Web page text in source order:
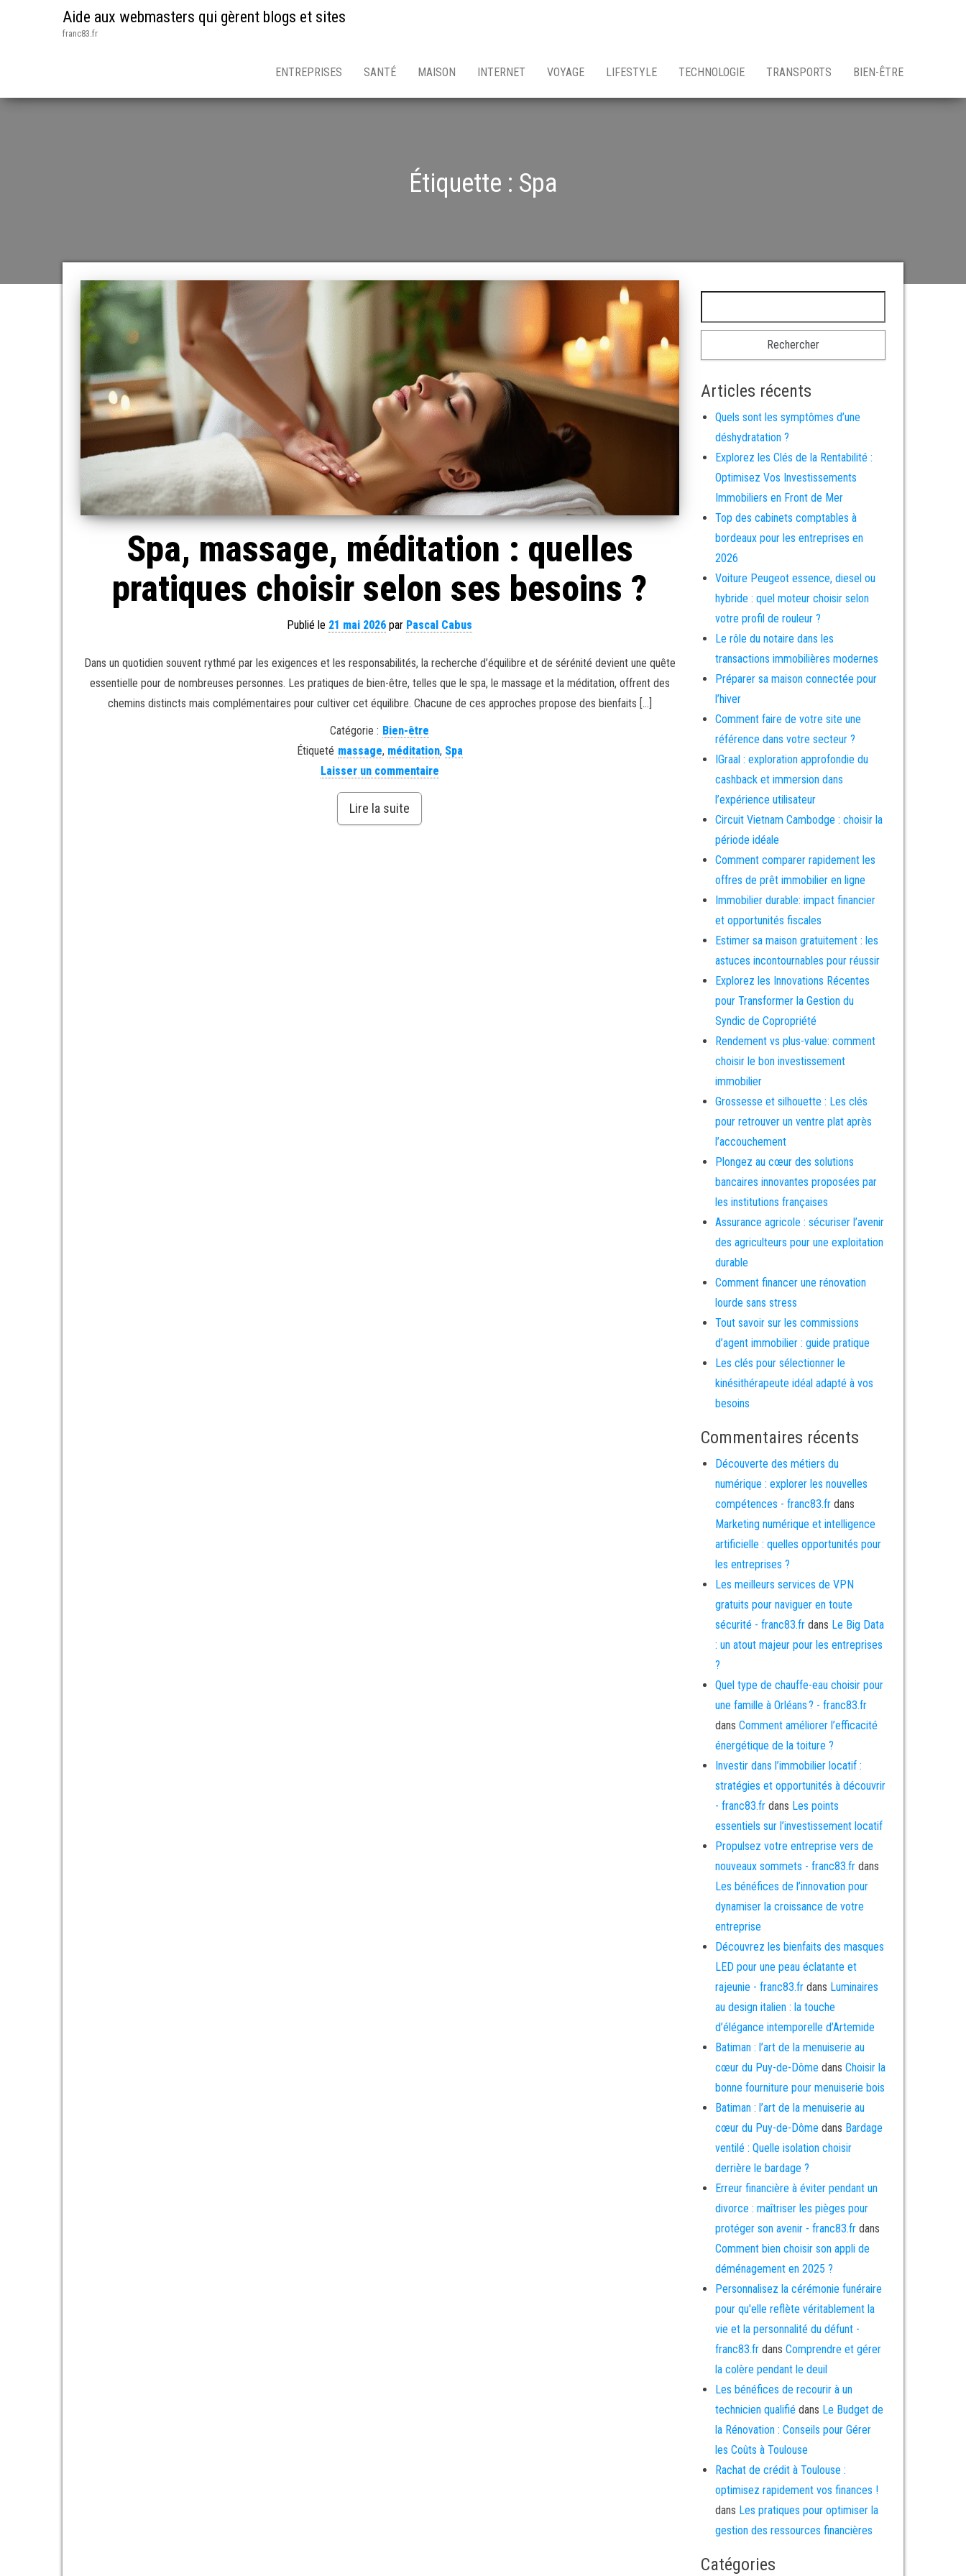
Aide aux webmasters qui gèrent blogs et sites
franc83.fr
ENTREPRISES SANTÉ MAISON INTERNET VOYAGE LIFESTYLE TECHNOLOGIE TRANSPORTS BIEN-ÊTRE
Étiquette : Spa
Spa, massage, méditation : quelles
pratiques choisir selon ses besoins ?
Publié le 21 mai 2026 par Pascal Cabus
Dans un quotidien souvent rythmé par les exigences et les responsabilités, la recherche d’équilibre et de sérénité devient une quête
essentielle pour de nombreuses personnes. Les pratiques de bien-être, telles que le spa, le massage et la méditation, offrent des
chemins distincts mais complémentaires pour cultiver cet équilibre. Chacune de ces approches propose des bienfaits […]
Catégorie : Bien-être
Étiqueté massage, méditation, Spa
Laisser un commentaire
Lire la suite
Articles récents
Quels sont les symptômes d’une
déshydratation ?
Explorez les Clés de la Rentabilité :
Optimisez Vos Investissements
Immobiliers en Front de Mer
Top des cabinets comptables à
bordeaux pour les entreprises en
2026
Voiture Peugeot essence, diesel ou
hybride : quel moteur choisir selon
votre profil de rouleur ?
Le rôle du notaire dans les
transactions immobilières modernes
Préparer sa maison connectée pour
l’hiver
Comment faire de votre site une
référence dans votre secteur ?
IGraal : exploration approfondie du
cashback et immersion dans
l’expérience utilisateur
Circuit Vietnam Cambodge : choisir la
période idéale
Comment comparer rapidement les
offres de prêt immobilier en ligne
Immobilier durable: impact financier
et opportunités fiscales
Estimer sa maison gratuitement : les
astuces incontournables pour réussir
Explorez les Innovations Récentes
pour Transformer la Gestion du
Syndic de Copropriété
Rendement vs plus-value: comment
choisir le bon investissement
immobilier
Grossesse et silhouette : Les clés
pour retrouver un ventre plat après
l’accouchement
Plongez au cœur des solutions
bancaires innovantes proposées par
les institutions françaises
Assurance agricole : sécuriser l’avenir
des agriculteurs pour une exploitation
durable
Comment financer une rénovation
lourde sans stress
Tout savoir sur les commissions
d’agent immobilier : guide pratique
Les clés pour sélectionner le
kinésithérapeute idéal adapté à vos
besoins
Commentaires récents
Découverte des métiers du
numérique : explorer les nouvelles
compétences - franc83.frdans
Marketing numérique et intelligence
artificielle : quelles opportunités pour
les entreprises ?
Les meilleurs services de VPN
gratuits pour naviguer en toute
sécurité - franc83.frdans Le Big Data
: un atout majeur pour les entreprises
?
Quel type de chauffe-eau choisir pour
une famille à Orléans ? - franc83.fr
dans Comment améliorer l’efficacité
énergétique de la toiture ?
Investir dans l’immobilier locatif :
stratégies et opportunités à découvrir
- franc83.frdans Les points
essentiels sur l’investissement locatif
Propulsez votre entreprise vers de
nouveaux sommets - franc83.frdans
Les bénéfices de l’innovation pour
dynamiser la croissance de votre
entreprise
Découvrez les bienfaits des masques
LED pour une peau éclatante et
rajeunie - franc83.frdans Luminaires
au design italien : la touche
d’élégance intemporelle d’Artemide
Batiman : l’art de la menuiserie au
cœur du Puy-de-Dôme dans Choisir la
bonne fourniture pour menuiserie bois
Batiman : l’art de la menuiserie au
cœur du Puy-de-Dôme dans Bardage
ventilé : Quelle isolation choisir
derrière le bardage ?
Erreur financière à éviter pendant un
divorce : maîtriser les pièges pour
protéger son avenir - franc83.frdans
Comment bien choisir son appli de
déménagement en 2025 ?
Personnalisez la cérémonie funéraire
pour qu'elle reflète véritablement la
vie et la personnalité du défunt -
franc83.frdans Comprendre et gérer
la colère pendant le deuil
Les bénéfices de recourir à un
technicien qualifié dans Le Budget de
la Rénovation : Conseils pour Gérer
les Coûts à Toulouse
Rachat de crédit à Toulouse :
optimisez rapidement vos finances !
dans Les pratiques pour optimiser la
gestion des ressources financières
Catégories